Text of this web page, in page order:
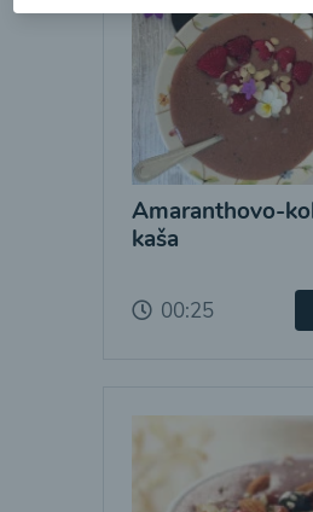
Amaranthovo-
kaša
00:25